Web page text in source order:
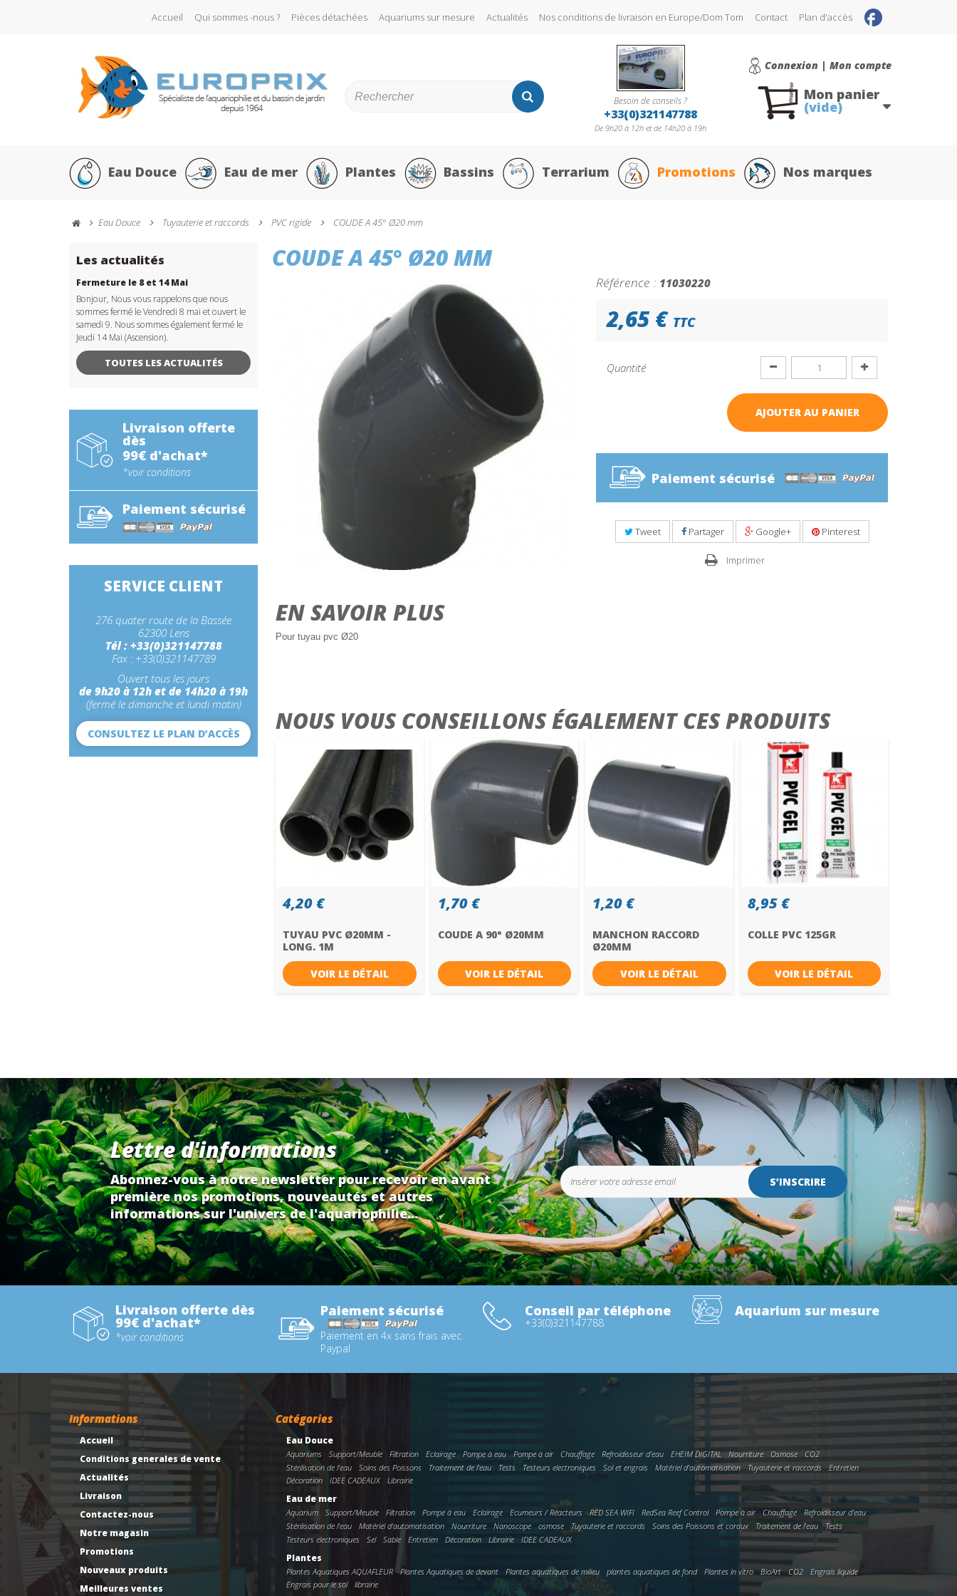
Accueil Qui sommes -nous ? Pièces détachées Aquariums sur mesure Actualités Nos conditions de livraison en Europe/Dom Tom Contact Plan d'accès
Connexion | Mon compte
Besoin de conseils ?
+33(0)321147788
De 9h20 à 12h et de 14h20 à 19h
Mon panier
(vide)
Eau Douce Eau de mer Plantes Bassins Terrarium Promotions Nos marques
Eau Douce Tuyauterie et raccords PVC rigide COUDE A 45° Ø20 mm
COUDE A 45° Ø20 MM
Référence : 11030220
2,65 € TTC
Quantité
AJOUTER AU PANIER
Paiement sécurisé
Tweet Partager Google+ Pinterest
Imprimer
EN SAVOIR PLUS
Pour tuyau pvc Ø20
NOUS VOUS CONSEILLONS ÉGALEMENT CES PRODUITS
4,20 €
TUYAU PVC Ø20MM -
LONG. 1M
VOIR LE DÉTAIL
1,70 €
COUDE A 90° Ø20MM
VOIR LE DÉTAIL
1,20 €
MANCHON RACCORD
Ø20MM
VOIR LE DÉTAIL
8,95 €
COLLE PVC 125GR
VOIR LE DÉTAIL
Les actualités
Fermeture le 8 et 14 Mai
Bonjour, Nous vous rappelons que nous
sommes fermé le Vendredi 8 mai et ouvert le
samedi 9. Nous sommes également fermé le
Jeudi 14 Mai (Ascension).
TOUTES LES ACTUALITÉS
Livraison offerte
dès
99€ d'achat*
*voir conditions
Paiement sécurisé
SERVICE CLIENT
276 quater route de la Bassée
62300 Lens
Tél : +33(0)321147788
Fax : +33(0)321147789
Ouvert tous les jours
de 9h20 à 12h et de 14h20 à 19h
(fermé le dimanche et lundi matin)
CONSULTEZ LE PLAN D’ACCÈS
Lettre d'informations
Abonnez-vous à notre newsletter pour recevoir en avant
première nos promotions, nouveautés et autres
informations sur l'univers de l'aquariophilie...
S’INSCRIRE
Livraison offerte dès
99€ d'achat*
*voir conditions
Paiement sécurisé
Paiement en 4x sans frais avec
Paypal
Conseil par téléphone
+33(0)321147788
Aquarium sur mesure
Informations
Accueil
Conditions generales de vente
Actualités
Livraison
Contactez-nous
Notre magasin
Promotions
Nouveaux produits
Meilleures ventes
Catégories
Eau Douce
Aquariums Support/Meuble Filtration Eclairage Pompe à eau Pompe à air Chauffage Refroidisseur d'eau EHEIM DIGITAL Nourriture Osmose
CO2
Stérilisation de l'eau
Soins des Poissons Traitement de l'eau Tests Testeurs electroniques Sol et engrais Matériel d'automatisation Tuyauterie et raccords
Entretien
Décoration
IDEE CADEAUX Librairie
Eau de mer
Aquarium Support/Meuble Filtration Pompe à eau Eclairage Ecumeurs / Réacteurs RED SEA WIFI RedSea Reef Control Pompe à air Chauffage
Refroidisseur d'eau
Stérilisation de l'eau
Matériel d'automatisation Nourriture Nanoscope osmose Tuyauterie et raccords Soins des Poissons et coraux Traitement de l'eau
Tests
Testeurs electroniques
Sel Sable Entretien Décoration Librairie IDEE CADEAUX
Plantes
Plantes Aquatiques AQUAFLEUR Plantes Aquatiques de devant Plantes aquatiques de milieu plantes aquatiques de fond Plantes in vitro BioArt CO2
Engrais liquide
Engrais pour le sol
librairie